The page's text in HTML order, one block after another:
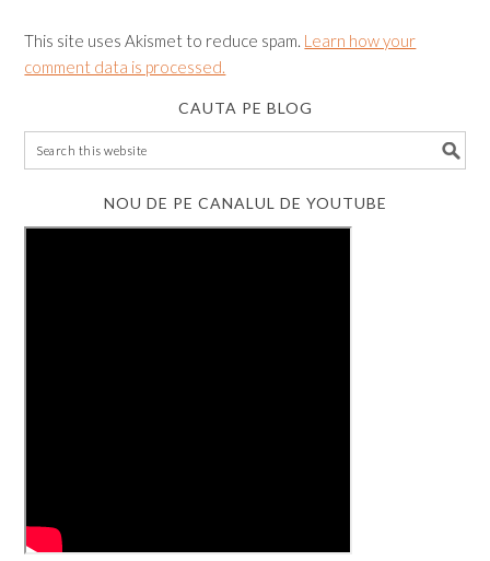
This site uses Akismet to reduce spam. Learn how your
comment data is processed.
CAUTA PE BLOG
NOU DE PE CANALUL DE YOUTUBE